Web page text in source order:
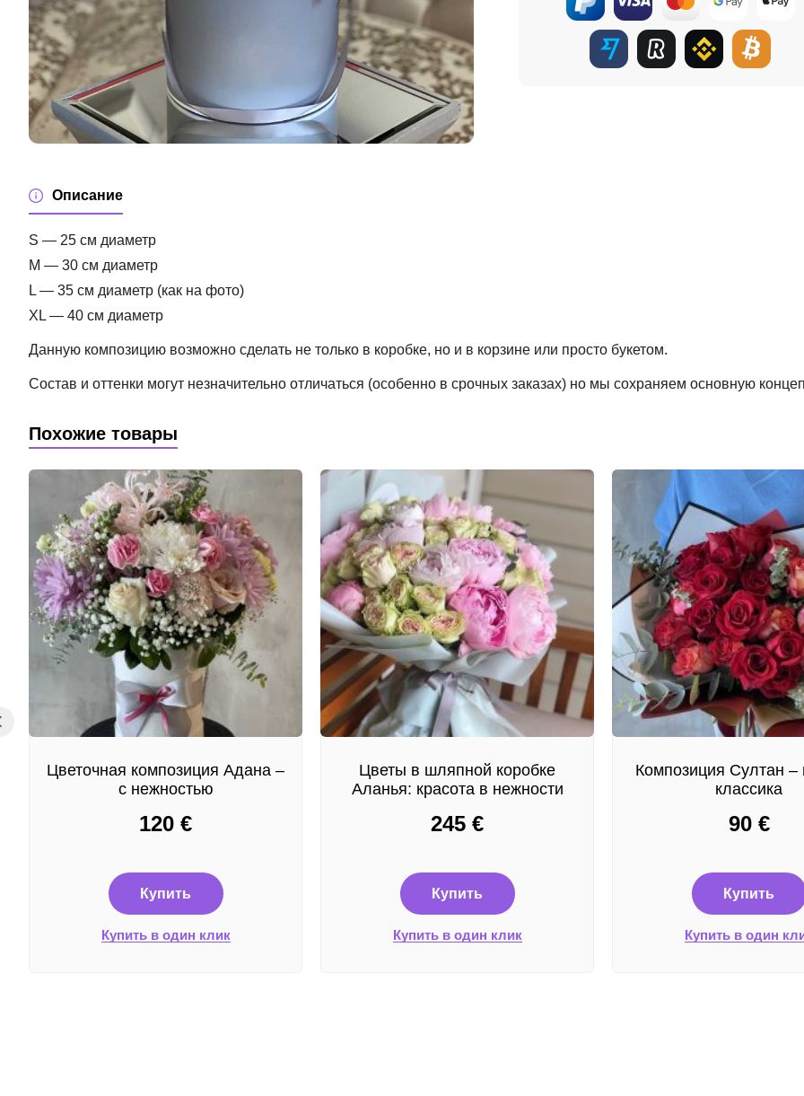
Описание
S — 25 см диаметр
M — 30 см диаметр
L — 35 см диаметр (как на фото)
XL — 40 см диаметр
Данную композицию возможно сделать не только в коробке, но и в корзине или просто букетом.
Состав и оттенки могут незначительно отличаться (особенно в срочных заказах) но мы сохраняем основную
Похожие товары
Цветочная композиция Адана –
с нежностью
120 €
Купить
Купить в один клик
Цветы в шляпной коробке
Аланья: красота в нежности
245 €
Купить
Купить в один клик
Композиция Султан –
классика
90 €
Купить
Купить в один